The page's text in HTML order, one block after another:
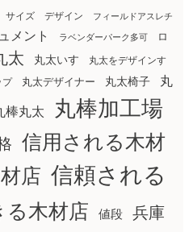
サイズ デザイン フィールドアスレチ
メント ラベンダーパーク多可
ロ
太 丸太いす
丸太をデザインす
プ 丸太デザイナー 丸太椅子 丸
棒丸太 丸棒加工場
信用される木材
店 信頼される
る木材店 値段
兵庫